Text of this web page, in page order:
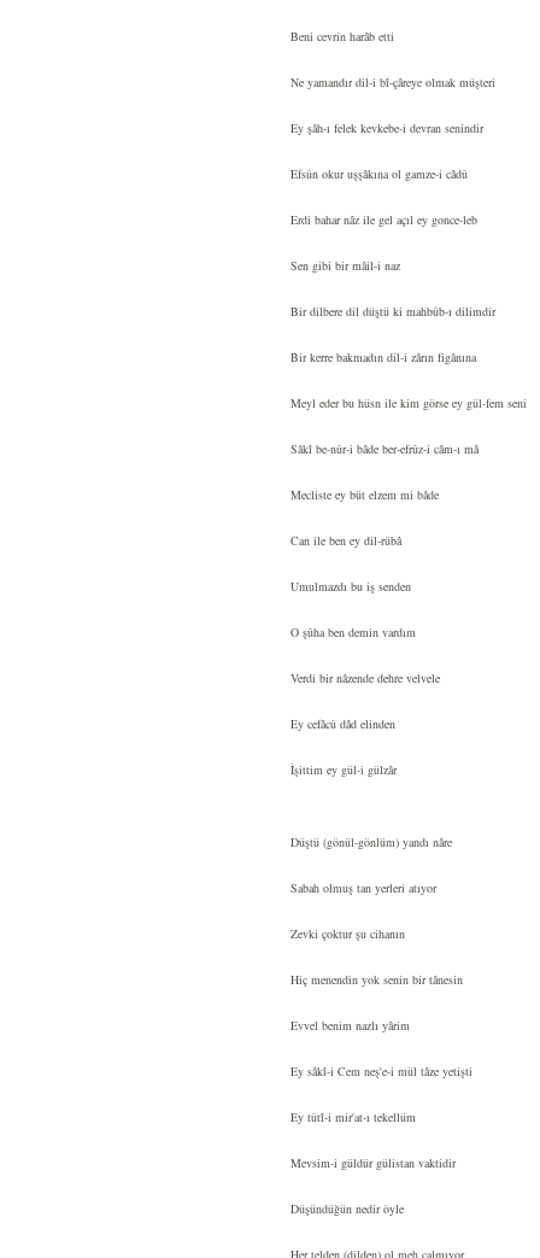
Beni cevrin harâb etti
Ne yamandır dil-i bî-çâreye olmak müşteri
Ey şâh-ı felek kevkebe-i devran senindir
Efsûn okur uşşâkına ol gamze-i câdû
Erdi bahar nâz ile gel açıl ey gonce-leb
Sen gibi bir mâil-i naz
Bir dilbere dil düştü ki mahbûb-ı dilimdir
Bir kerre bakmadın dil-i zârın figânına
Meyl eder bu hüsn ile kim görse ey gül-fem seni
Sâkî be-nûr-i bâde ber-efrûz-i câm-ı mâ
Mecliste ey büt elzem mi bâde
Can ile ben ey dil-rübâ
Umulmazdı bu iş senden
O şûha ben demin vardım
Verdi bir nâzende dehre velvele
Ey cefâcû dâd elinden
İşittim ey gül-i gülzâr
Düştü (gönül-gönlüm) yandı nâre
Sabah olmuş tan yerleri atıyor
Zevki çoktur şu cihanın
Hiç menendin yok senin bir tânesin
Evvel benim nazlı yârim
Ey sâkî-i Cem neş'e-i mül tâze yetişti
Ey tûtî-i mir'at-ı tekellüm
Mevsim-i güldür gülistan vaktidir
Düşündüğün nedir öyle
Her telden (dilden) ol meh çalmıyor